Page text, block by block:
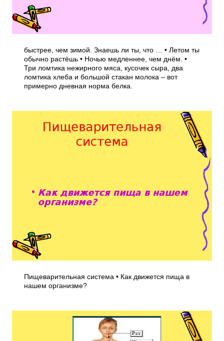
быстрее, чем зимой. Знаешь ли ты, что … • Летом ты
обычно растёшь • Ночью медленнее, чем днём. •
Три ломтика нежирного мяса, кусочек сыра, два
ломтика хлеба и большой стакан молока – вот
примерно дневная норма белка.
Пищеварительная система • Как движется пища в
нашем организме?